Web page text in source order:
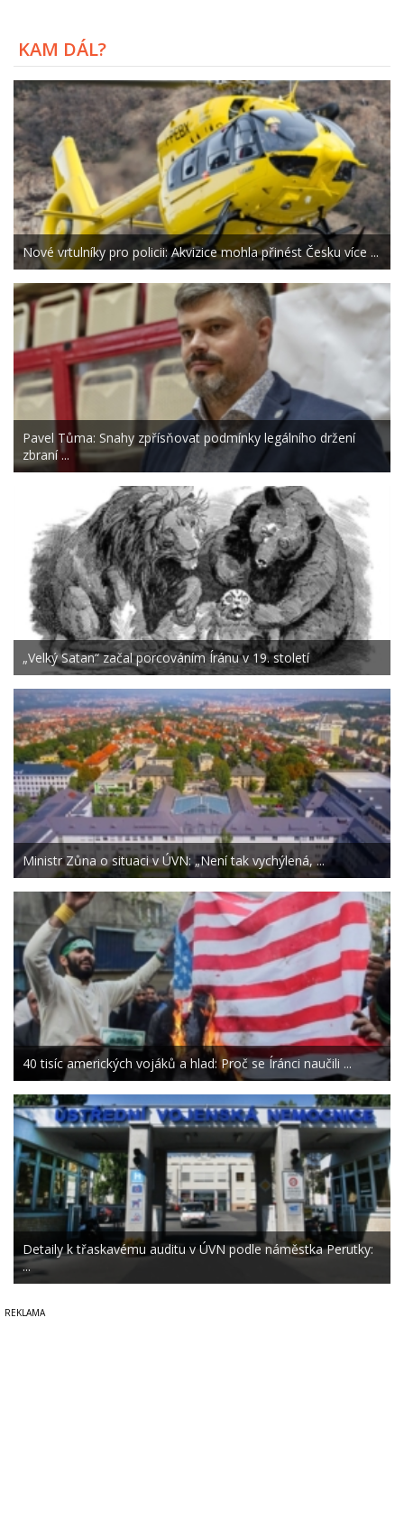
KAM DÁL?
Nové vrtulníky pro policii: Akvizice mohla přinést Česku více ...
Pavel Tůma: Snahy zpřísňovat podmínky legálního držení
zbraní ...
„Velký Satan“ začal porcováním Íránu v 19. století
Ministr Zůna o situaci v ÚVN: „Není tak vychýlená, ...
40 tisíc amerických vojáků a hlad: Proč se Íránci naučili ...
Detaily k třaskavému auditu v ÚVN podle náměstka Perutky:
...